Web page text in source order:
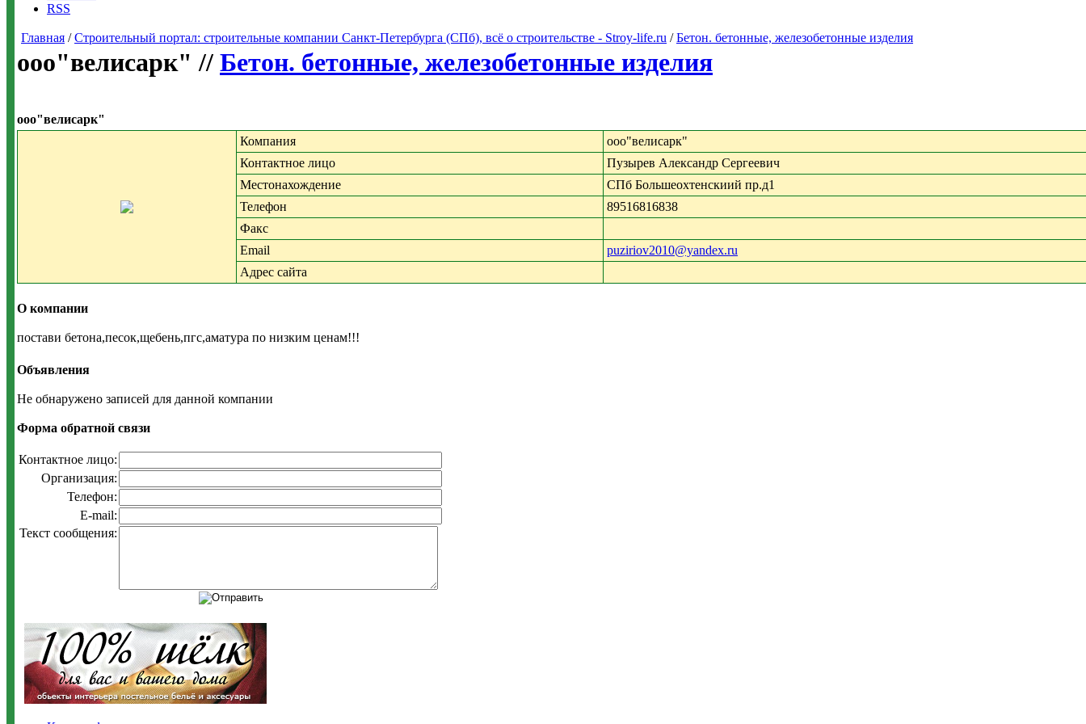
RSS
Главная /Строительный портал: строительные компании Санкт-Петербурга (СПб), всё о строительстве - Stroy-life.ru /Бетон. бетонные, железобетонные изделия
ооо"велисарк" // Бетон. бетонные, железобетонные изделия
ооо"велисарк"
Компания
ооо"велисарк"
Контактное лицо
Пузырев Александр Сергеевич
Местонахождение
СПб Большеохтенскиий пр.д1
Телефон
89516816838
Факс
Email
puziriov2010@yandex.ru
Адрес сайта
О компании
постави бетона,песок,щебень,пгс,аматура по низким ценам!!!
Объявления
Не обнаружено записей для данной компании
Форма обратной связи
Контактное лицо:
Организация:
Телефон:
E-mail:
Текст сообщения: